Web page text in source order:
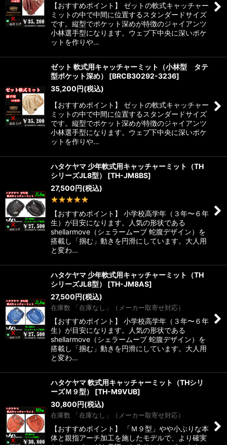
【おすすめポイント】 ゼットの軟式キャッチャー
ミットの中で中間に位置するスタンダードサイズ
です。縦型でポケット深めが特徴のジャイアンツ
小林選手型になります。ウェブ下中央に深いポケ
ットを作りや…
ゼット 軟式用キャッチャーミット（小林型 タテ
型ポケット深め）
[BRCB30292-3236]
35,200円(税込)
【おすすめポイント】 ゼットの軟式キャッチャー
ミットの中で中間に位置するスタンダードサイズ
です。縦型でポケット深めが特徴のジャイアンツ
小林選手型になります。ウェブ下中央に深いポケ
ットを作りや…
ハタケヤマ 少年軟式用キャッチャーミット（TH
シリーズJL8型）
[TH-JM8BS]
27,500円(税込)
【おすすめポイント】 小学校高学年（３年〜６年
生）が目安になります。人気の形状である
shellarmove（シェラームーブ 蛇腹デザイン）を
搭載し「掴む」動きを円滑にしています。大人用
と変わ…
ハタケヤマ 少年軟式用キャッチャーミット（TH
シリーズJL8型）
[TH-JM8AS]
27,500円(税込)
在庫数 「在庫なし」（メーカー取寄せ対応）
【おすすめポイント】 小学校高学年（３年〜６年
生）が目安になります。人気の形状である
shellarmove（シェラームーブ 蛇腹デザイン）を
搭載し「掴む」動きを円滑にしています。大人用
と変わ…
ハタケヤマ 軟式用キャッチャーミット（THシリ
ーズＭ９型）
[TH-M9VUB]
30,800円(税込)
在庫数 「在庫なし」（メーカー取寄せ対応）
【おすすめポイント】 「Ｍ９型」やや小ぶりな本
体と親指アーチ加工を施したモデルで、より確実